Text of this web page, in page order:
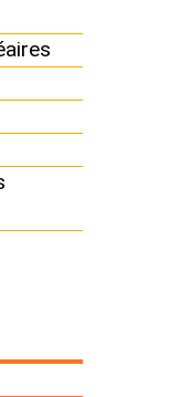
ont
à
la
destinés